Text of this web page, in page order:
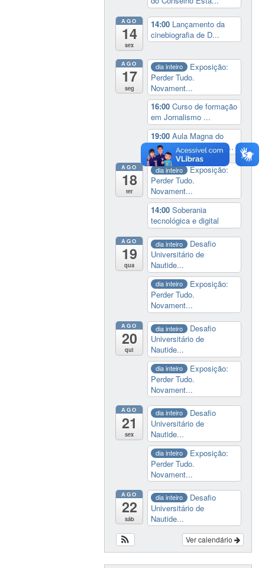
AGO
14
sex
14:00 Lançamento da
cinebiografia de D...
AGO
17
seg
dia inteiro
Exposição:
Perder Tudo.
Novament...
16:00Curso de formação
em Jornalismo ...
19:00Aula Magna do
IELA: Homenagem ao...
AGO
18
ter
dia inteiro
Exposição:
Perder Tudo.
Novament...
14:00Soberania
tecnológica e digital
AGO
19
qua
dia inteiro
Desafio
Universitário de
Nautide...
dia inteiro
Exposição:
Perder Tudo.
Novament...
AGO
20
qui
dia inteiro
Desafio
Universitário de
Nautide...
dia inteiro
Exposição:
Perder Tudo.
Novament...
AGO
21
sex
dia inteiro
Desafio
Universitário de
Nautide...
dia inteiro
Exposição:
Perder Tudo.
Novament...
AGO
22
sáb
dia inteiro
Desafio
Universitário de
Nautide...
Ver calendário